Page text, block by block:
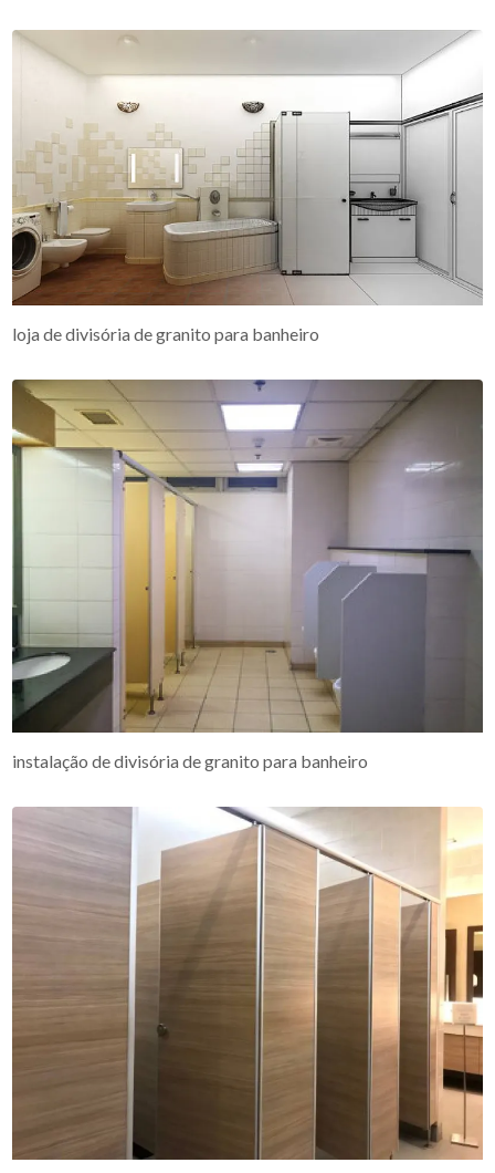
loja de divisória de granito para banheiro
instalação de divisória de granito para banheiro